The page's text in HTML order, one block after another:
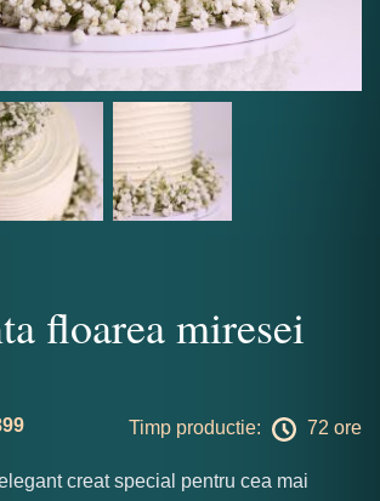
floarea miresei
Timp productie: 72 ore
creat special pentru cea mai